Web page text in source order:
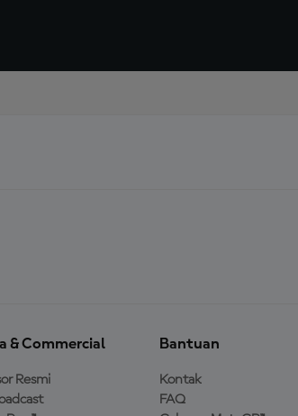
& Commercial
Resmi
Bantuan
Kontak
FAQ